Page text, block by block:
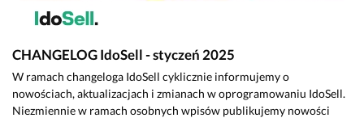
CHANGELOG IdoSell - styczeń 2025
W ramach changeloga IdoSell cyklicznie informujemy o
nowościach, aktualizacjach i zmianach w oprogramowaniu IdoSell.
Niezmiennie w ramach osobnych wpisów publikujemy nowości